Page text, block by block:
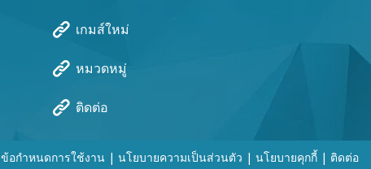
Benson (4 Nov, 2:25 am)
AZerbaijan
Ana2813 (21 Jan, 8:01 am)
เกมส์ใหม่
หมวดหมู่
ติดต่อ
ข้อกำหนดการใช้งาน | นโยบายความเป็นส่วนตัว | นโยบายคุกกี้ | ติดต่อ